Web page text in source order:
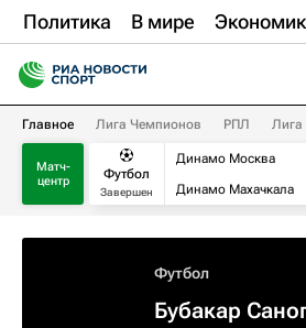
Политика В мире
Главное Лига Чемпионов РПЛ Лига
Матч-
центр
Футбол
Завершен
Динамо Москва
Динамо Махачкала
Футбол
Бубакар